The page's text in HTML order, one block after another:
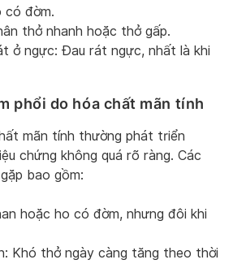
có đờm.
thở nhanh hoặc thở gấp.
ở ngực: Đau rát ngực, nhất là khi
phổi do hóa chất mãn tính
mãn tính thường phát triển
chứng không quá rõ ràng. Các
bao gồm:
hoặc ho có đờm, nhưng đôi khi
Khó thở ngày càng tăng theo thời